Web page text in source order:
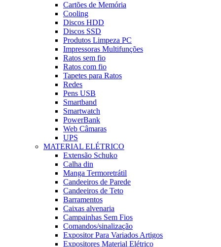
Cartões de Memória
Cooling
Discos HDD
Discos SSD
Produtos Limpeza PC
Impressoras Multifunções
Ratos sem fio
Ratos com fio
Tapetes para Ratos
Redes
Pens USB
Smartband
Smartwatch
PowerBank
Web Câmaras
UPS
MATERIAL ELÉTRICO
Extensão Schuko
Calha din
Manga Termoretrátil
Candeeiros de Parede
Candeeiros de Teto
Barramentos
Caixas alvenaria
Campainhas Sem Fios
Comandos/sinalização
Expositor Para Variados Artigos
Expositores Material Elétrico